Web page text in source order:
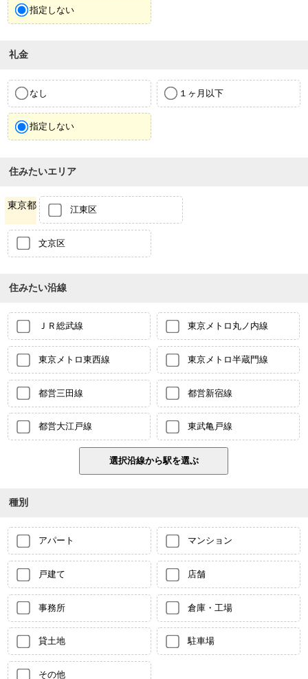
指定しない
礼金
なし １ヶ月以下
指定しない
住みたいエリア
東京都 江東区
文京区
住みたい沿線
ＪＲ総武線 東京メトロ丸ノ内線
東京メトロ東西線 東京メトロ半蔵門線
都営三田線 都営新宿線
都営大江戸線 東武亀戸線
種別
アパート マンション
戸建て 店舗
事務所 倉庫・工場
貸土地 駐車場
その他